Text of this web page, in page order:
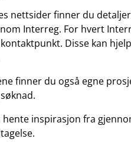
nettsider finner du
Interreg. For hvert
Disse kan
finner du også egne
hente inspirasjon fra